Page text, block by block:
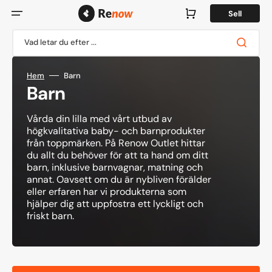
innehåll
Vad letar du efter ...
Varukorg Sell
Hem Barn
Kollektion:
Barn
Vårda din lilla med vårt utbud av
högkvalitativa baby- och barnprodukter
från toppmärken. På Renow Outlet hittar
du allt du behöver för att ta hand om ditt
barn, inklusive barnvagnar, matning och
annat. Oavsett om du är nybliven förälder
eller erfaren har vi produkterna som
hjälper dig att uppfostra ett lyckligt och
friskt barn.